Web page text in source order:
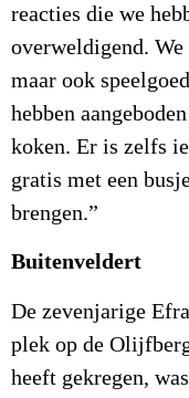
reacties die we
overweldigend.
maar ook
hebben
koken. Er is zelfs
gratis met een
brengen.”
Buitenveldert
De zevenjarige
plek op de
heeft gekregen,